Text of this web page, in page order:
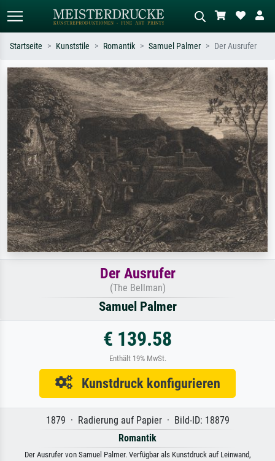
Standardsuche KI-Bildersuche
Suchen Sie nach Künstlern, Werktiteln
oder Stilen – z.B. Monet,
Sternennacht, Impressionismus, Welle
Hokusai, Akt.
Beschreiben Sie die Szene – z.B. Grüne
Wiese, Abstrakt mit viel Rot, Dunkles
Ölgemälde, Stehender Akt neben einem
Baum.
Startseite Kunststile Romantik Samuel Palmer Der Ausrufer
Der Ausrufer
(The Bellman)
Samuel Palmer
€ 139.58
Enthält 19% MwSt.
Kunstdruck konfigurieren
1879 · Radierung auf Papier · Bild-ID: 18879
Romantik
Der Ausrufer von Samuel Palmer. Verfügbar als Kunstdruck auf Leinwand,